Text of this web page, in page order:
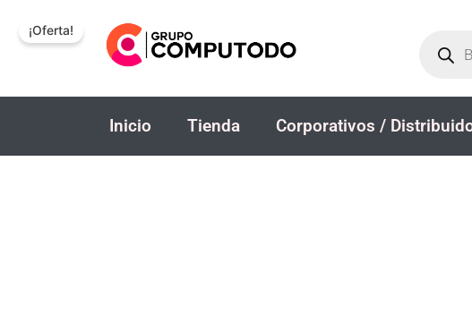
Inicio Tienda Corporativos /
¡Oferta!